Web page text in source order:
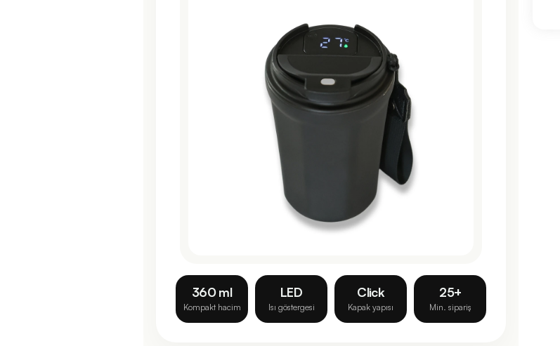
360 ml
Kompakt hacim
LED
Isı göstergesi
Click
Kapak yapısı
25+
Min. sipariş